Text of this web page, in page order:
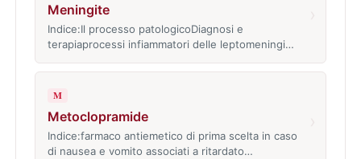
Meningite
Indice:Il processo patologicoDiagnosi e
terapiaprocessi infiammatori delle leptomeningi…
M
Metoclopramide
Indice:farmaco antiemetico di prima scelta in caso
di nausea e vomito associati a ritardato…